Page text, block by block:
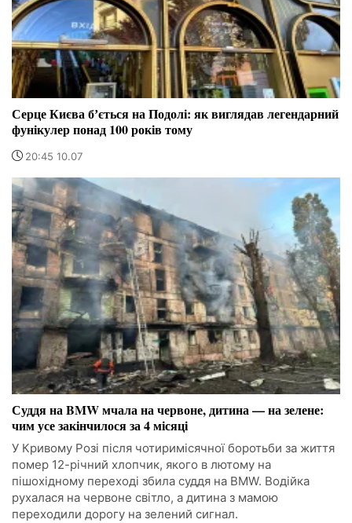
Серце Києва бʼється на Подолі: як виглядав легендарний
фунікулер понад 100 років тому
20:45 10.07
Суддя на BMW мчала на червоне, дитина — на зелене:
чим усе закінчилося за 4 місяці
У Кривому Розі після чотиримісячної боротьби за життя
помер 12-річний хлопчик, якого в лютому на
пішохідному переході збила суддя на BMW. Водійка
рухалася на червоне світло, а дитина з мамою
переходили дорогу на зелений сигнал.